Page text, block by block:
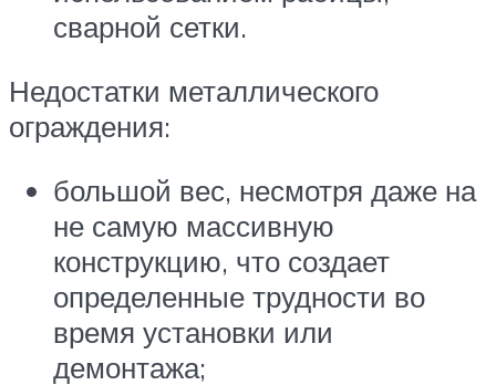
сварной сетки.
Недостатки металлического
ограждения:
большой вес, несмотря даже на
не самую массивную
конструкцию, что создает
определенные трудности во
время установки или
демонтажа;